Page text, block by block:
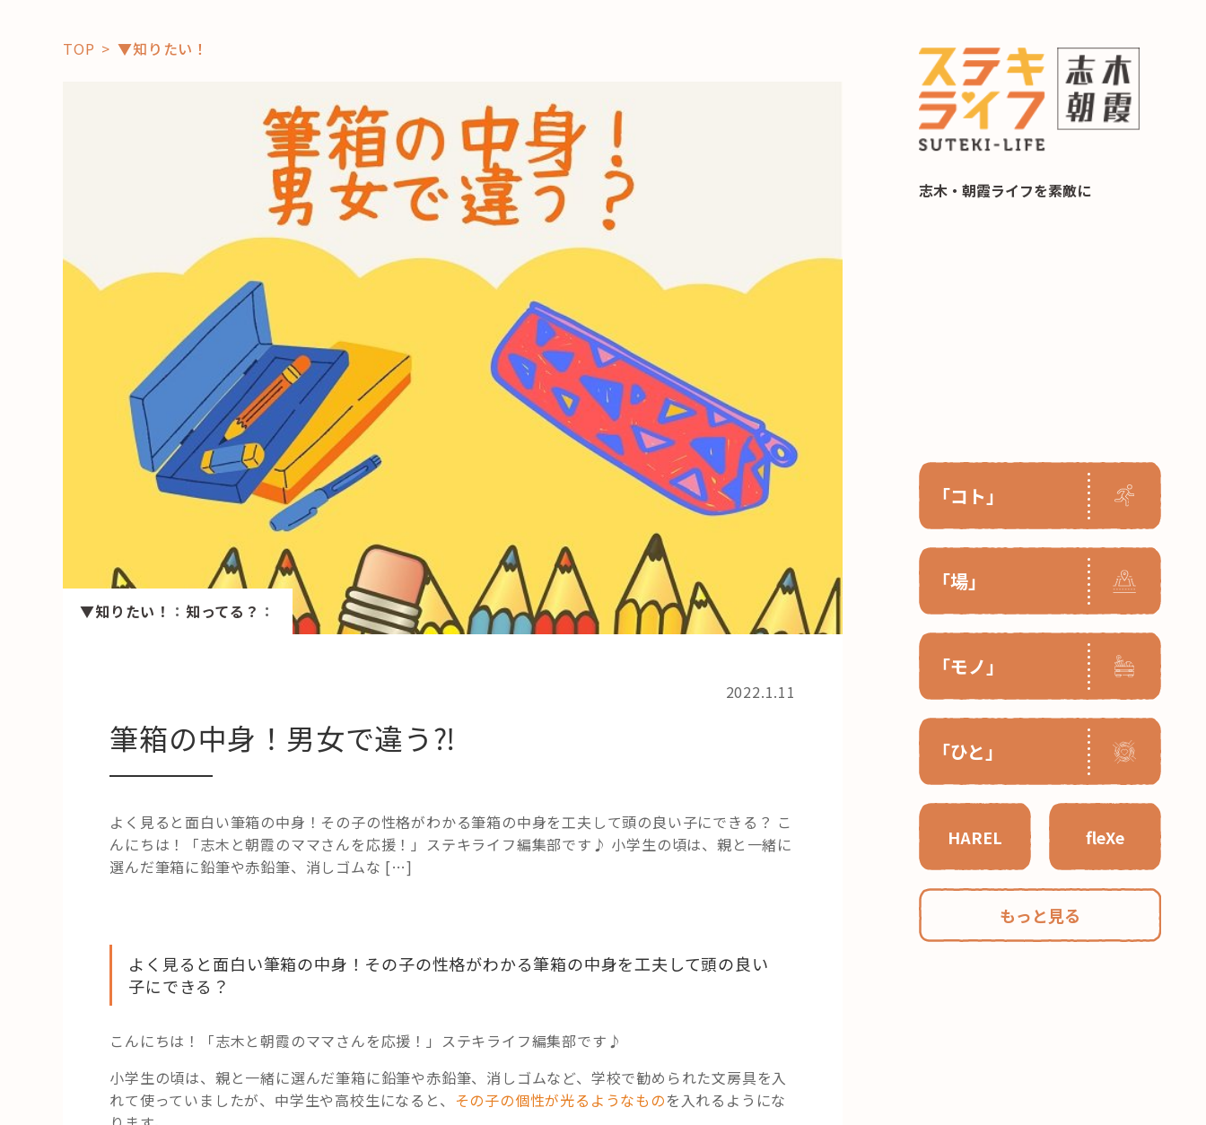
志木・朝霞ライフを素敵に
「コト」
「場」
「モノ」
「ひと」
HAREL fleXe
もっと見る
暮らし
おすすめ
スポット
学び・教育
「場」
HAREL
HAREL
活用事例
「モノ」
fleXe リノベ事例
「ひと」
記事検索
TOP ▼知りたい！
▼知りたい！ ： 知ってる？ ：
2022.1.11
筆箱の中身！男女で違う⁈
よく見ると面白い筆箱の中身！その子の性格がわかる筆箱の中身を工夫して頭の良い子にできる？ こ
んにちは！「志木と朝霞のママさんを応援！」ステキライフ編集部です♪ 小学生の頃は、親と一緒に
選んだ筆箱に鉛筆や赤鉛筆、消しゴムな […]
よく見ると面白い筆箱の中身！その子の性格がわかる筆箱の中身を工夫して頭の良い
子にできる？
こんにちは！「志木と朝霞のママさんを応援！」ステキライフ編集部です♪
小学生の頃は、親と一緒に選んだ筆箱に鉛筆や赤鉛筆、消しゴムなど、学校で勧められた文房具を入
れて使っていましたが、中学生や高校生になると、 その子の個性が光るようなものを入れるようにな